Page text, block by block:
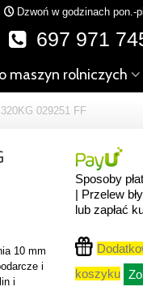
Dzwoń w godzinach pon.-
697 971
maszyn rolniczych
029251 FF
10 mm
i
i
Sposoby
| Przelew
lub zapłać
koszyku